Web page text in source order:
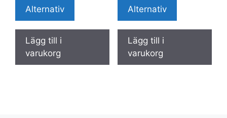
Alternativ
Lägg till i
varukorg
Alternativ
Lägg till i
varukorg